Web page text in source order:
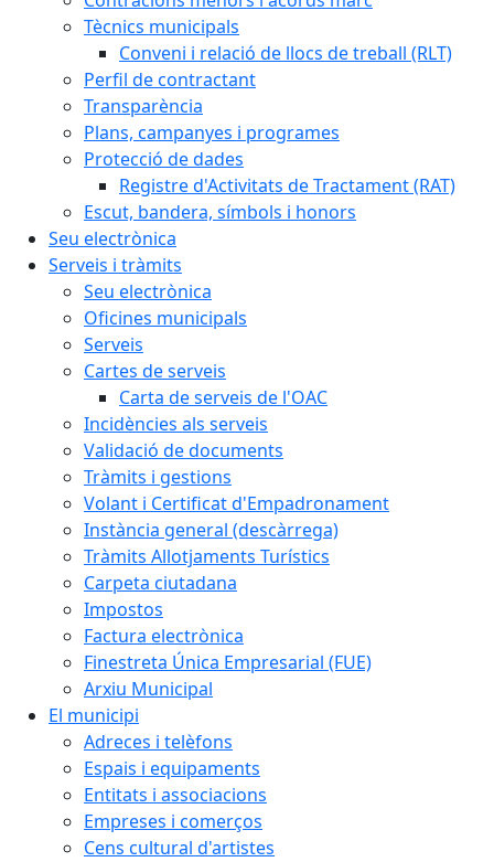
Tècnics municipals
Conveni i relació de llocs de treball (RLT)
Perfil de contractant
Transparència
Plans, campanyes i programes
Protecció de dades
Registre d'Activitats de Tractament (RAT)
Escut, bandera, símbols i honors
Seu electrònica
Serveis i tràmits
Seu electrònica
Oficines municipals
Serveis
Cartes de serveis
Carta de serveis de l'OAC
Incidències als serveis
Validació de documents
Tràmits i gestions
Volant i Certificat d'Empadronament
Instància general (descàrrega)
Tràmits Allotjaments Turístics
Carpeta ciutadana
Impostos
Factura electrònica
Finestreta Única Empresarial (FUE)
Arxiu Municipal
El municipi
Adreces i telèfons
Espais i equipaments
Entitats i associacions
Empreses i comerços
Cens cultural d'artistes